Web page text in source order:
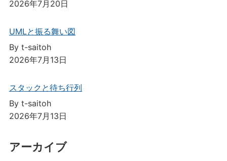
2026年7月20日
UMLと振る舞い図
By t-saitoh
2026年7月13日
スタックと待ち行列
By t-saitoh
2026年7月13日
アーカイブ